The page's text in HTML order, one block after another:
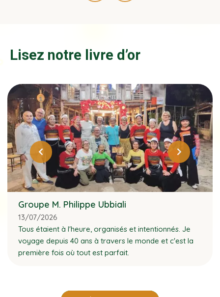
Lisez notre livre d’or
Groupe M. Philippe Ubbiali
13/07/2026
Tous étaient à l'heure, organisés et intentionnés. Je
voyage depuis 40 ans à travers le monde et c'est la
première fois où tout est parfait.